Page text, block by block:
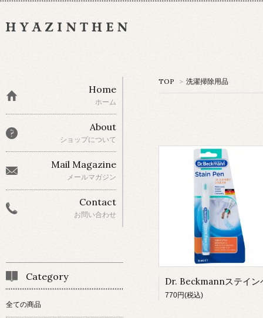
TOP > 洗濯掃除用品
Dr. Beckmannステイン
770円(税込)
Home
ホーム
About
ショップについて
Mail Magazine
メールマガジン
Contact
お問い合わせ
Category
全ての商品